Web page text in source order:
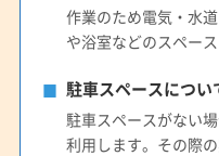
作業のため電気・水
や浴室などのスペー
駐車スペースについ
駐車スペースがない
利用します。その際